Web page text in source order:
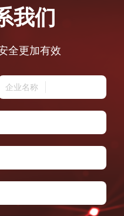
我们
全更加有效
企业名称